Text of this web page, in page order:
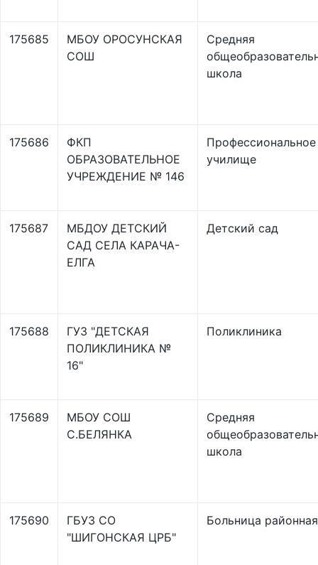
175685
МБОУ ОРОСУНСКАЯ
СОШ
Средняя
школа
175686
ФКП
ОБРАЗОВАТЕЛЬНОЕ
УЧРЕЖДЕНИЕ № 146
Профессиональное
училище
175687
МБДОУ ДЕТСКИЙ
САД СЕЛА КАРАЧА-
ЕЛГА
Детский сад
175688
ГУЗ "ДЕТСКАЯ
ПОЛИКЛИНИКА №
16"
Поликлиника
175689
МБОУ СОШ
С.БЕЛЯНКА
Средняя
школа
175690
ГБУЗ СО
"ШИГОНСКАЯ ЦРБ"
Больница районная